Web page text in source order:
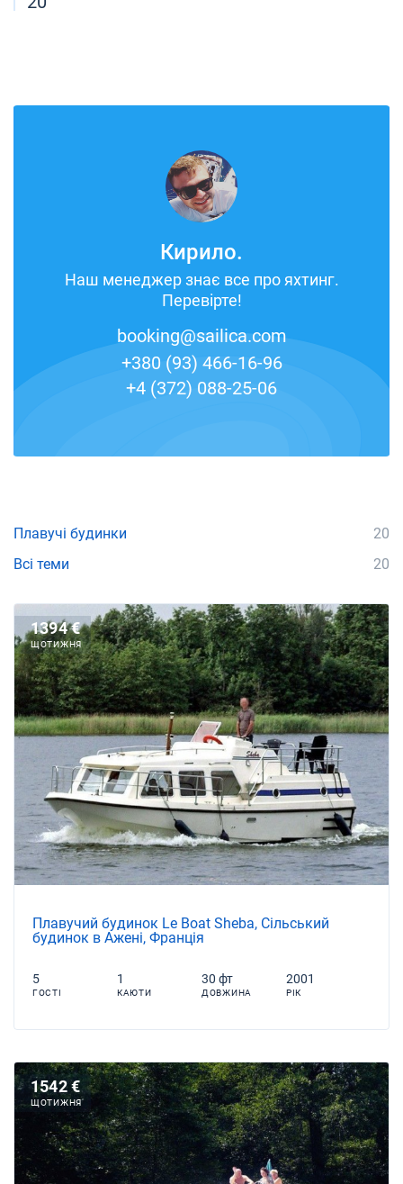
Кирило.
Наш менеджер знає все про яхтинг.
Перевірте!
booking@sailica.com
+380 (93) 466-16-96
+4 (372) 088-25-06
Плавучі будинки
20
Всі теми
20
1394 €
ЩОТИЖНЯ
Плавучий будинок Le Boat Sheba, Сільський
будинок в Ажені, Франція
5
ГОСТІ
1
КАЮТИ
30 фт
ДОВЖИНА
2001
РІК
1542 €
ЩОТИЖНЯ